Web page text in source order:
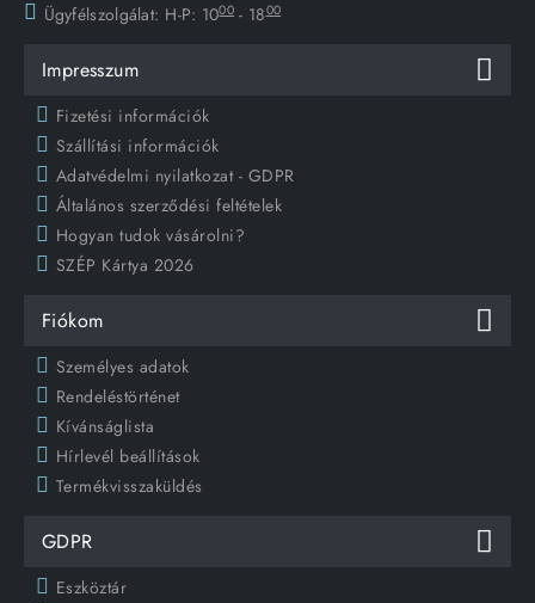
Ügyfélszolgálat: H-P: 1000 - 1800
Impresszum
Fizetési információk
Szállítási információk
Adatvédelmi nyilatkozat - GDPR
Általános szerződési feltételek
Hogyan tudok vásárolni?
SZÉP Kártya 2026
Fiókom
Személyes adatok
Rendeléstörténet
Kívánságlista
Hírlevél beállítások
Termékvisszaküldés
GDPR
Eszköztár